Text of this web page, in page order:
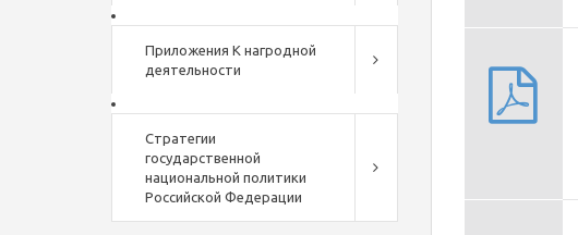
Приложения К нагродной
деятельности
Стратегии
государственной
национальной политики
Российской Федерации